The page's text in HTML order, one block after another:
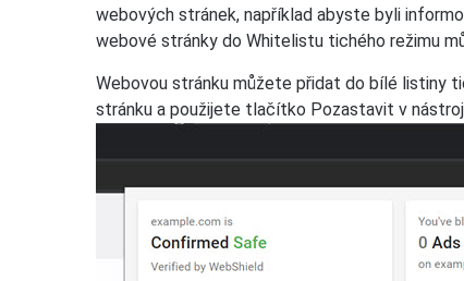
webových stránek, například abyste byli
webové stránky do Whitelistu tichého režimu
Webovou stránku můžete přidat do bílé listiny
stránku a použijete tlačítko Pozastavit v